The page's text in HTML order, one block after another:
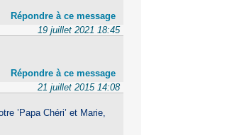
Répondre à ce message
19 juillet 2021 18:45
Répondre à ce message
21 juillet 2015 14:08
’Papa Chéri’ et Marie,